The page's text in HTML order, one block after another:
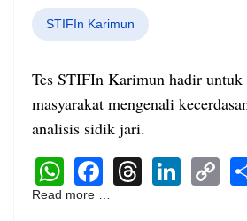
STIFIn Karimun
Tes STIFIn Karimun hadir untuk
masyarakat mengenali
analisis sidik jari.
WhatsApp
Facebook
Threads
Read more …